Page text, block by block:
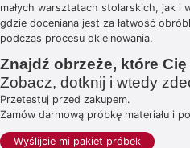
małych warsztatach stolarskich, jak i
gdzie doceniana jest za łatwość
podczas procesu okleinowania.
Znajdź obrzeże, które
Zobacz, dotknij i wtedy
Przetestuj przed zakupem.
Zamów darmową próbkę materiału i
Wyślijcie mi pakiet próbek